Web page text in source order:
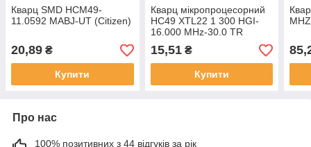
Кварц SMD HCM49-
11.0592 MABJ-UT (Citizen)
20,89 ₴
Купити
Кварц мікропроцесорний
HC49 XTL22 1 300 HGI-
16.000 MHz-30.0 TR
15,51₴
Купити
Про нас
100% позитивних з 44 відгуків за рік